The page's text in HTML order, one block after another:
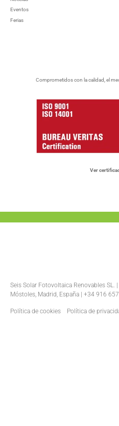
Eventos
Ferias
Comprometidos con la calidad, el
Ver
Seis Solar Fotovoltaica Renovables SL.
Móstoles, Madrid, España | +34 916
Política de cookies Política de